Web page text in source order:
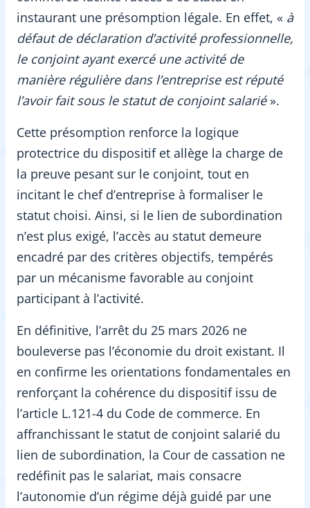
instaurant une présomption légale. En effet, « à
défaut de déclaration d’activité professionnelle,
le conjoint ayant exercé une activité de
manière régulière dans l’entreprise est réputé
l’avoir fait sous le statut de conjoint salarié».
Cette présomption renforce la logique
protectrice du dispositif et allège la charge de
la preuve pesant sur le conjoint, tout en
incitant le chef d’entreprise à formaliser le
statut choisi. Ainsi, si le lien de subordination
n’est plus exigé, l’accès au statut demeure
encadré par des critères objectifs, tempérés
par un mécanisme favorable au conjoint
participant à l’activité.
En définitive, l’arrêt du 25 mars 2026 ne
bouleverse pas l’économie du droit existant. Il
en confirme les orientations fondamentales en
renforçant la cohérence du dispositif issu de
l’article L.121-4 du Code de commerce. En
affranchissant le statut de conjoint salarié du
lien de subordination, la Cour de cassation ne
redéfinit pas le salariat, mais consacre
l’autonomie d’un régime déjà guidé par une